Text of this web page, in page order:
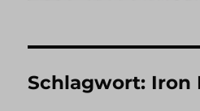
Schlagwort: Iron